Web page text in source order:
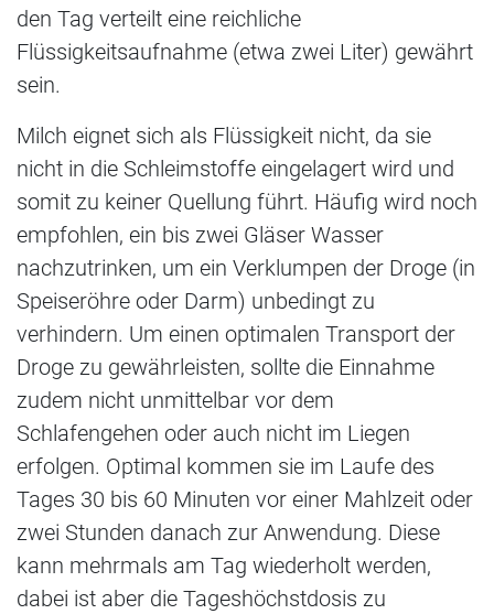
den Tag verteilt eine reichliche
Flüssigkeitsaufnahme (etwa zwei Liter) gewährt
sein.
Milch eignet sich als Flüssigkeit nicht, da sie
nicht in die Schleimstoffe eingelagert wird und
somit zu keiner Quellung führt. Häufig wird noch
empfohlen, ein bis zwei Gläser Wasser
nachzutrinken, um ein Verklumpen der Droge (in
Speiseröhre oder Darm) unbedingt zu
verhindern. Um einen optimalen Transport der
Droge zu gewährleisten, sollte die Einnahme
zudem nicht unmittelbar vor dem
Schlafengehen oder auch nicht im Liegen
erfolgen. Optimal kommen sie im Laufe des
Tages 30 bis 60 Minuten vor einer Mahlzeit oder
zwei Stunden danach zur Anwendung. Diese
kann mehrmals am Tag wiederholt werden,
dabei ist aber die Tageshöchstdosis zu